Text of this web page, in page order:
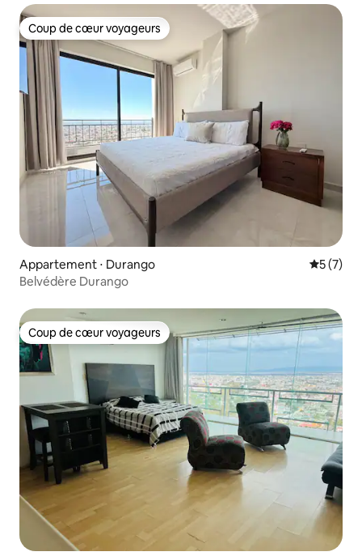
Coup de cœur voyageurs
Coup de cœur voyageurs
Appartement ⋅ Durango
5 (7)
Belvédère Durango
Coup de cœur voyageurs
Coup de cœur voyageurs